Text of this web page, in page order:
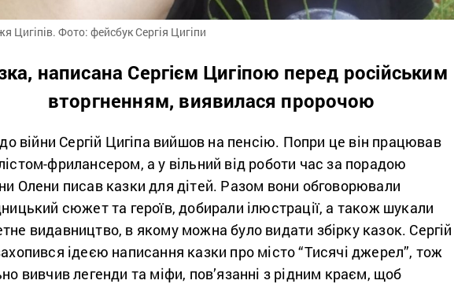
Цигіпів. Фото: фейсбук Сергія Цигіпи
написана Сергієм Цигіпою перед російським
вторгненням, виявилася пророчою
війни Сергій Цигіпа вийшов на пенсію. Попри це він працював
фрилансером, а у вільний від роботи час за порадою
Олени писав казки для дітей. Разом вони обговорювали
сюжет та героїв, добирали ілюстрації, а також шукали
видавництво, в якому можна було видати збірку казок. Сергій
ідеєю написання казки про місто “Тисячі джерел”, тож
вивчив легенди та міфи, пов’язанні з рідним краєм, щоб